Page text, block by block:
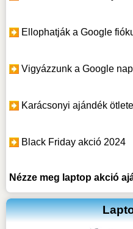
Ellophatják a Google
Vigyázzunk a Google
Karácsonyi ajándék
Black Friday akció 2024
Nézze meg laptop akció